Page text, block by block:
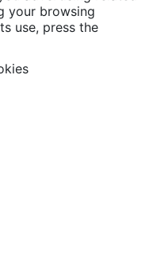
your browsing
use, press the